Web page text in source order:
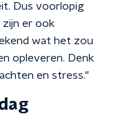
Dus voorlopig
zijn er ook
wat het zou
opleveren. Denk
en stress."